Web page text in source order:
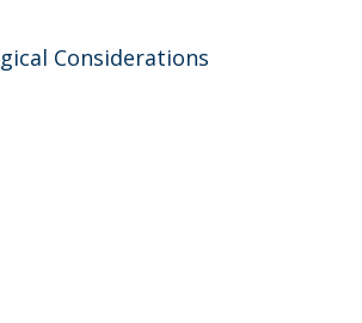
Considerations